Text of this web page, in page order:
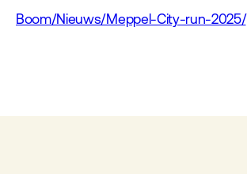
Boom/Nieuws/Meppel-City-run-2025/